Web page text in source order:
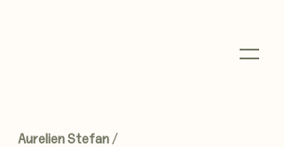
Aurelien Stefan /